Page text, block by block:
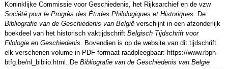
Koninklijke Commissie voor Geschiedenis, het Rijksarchief en de vzw
Société pour le Progrès des Études Philologiques et Historiques. De
Bibliografie van de Geschiedenis van Belgiëverschijnt in een afzonderlijk
boekdeel van het historisch vaktijdschrift Belgisch Tijdschrift voor
Filologie en Geschiedenis. Bovendien is op de website van dit tijdschrift
elk verschenen volume in PDF-formaat raadpleegbaar: https://www.rbph-
btfg.be/nl_biblio.html. De Bibliografie van de Geschiedenis van België